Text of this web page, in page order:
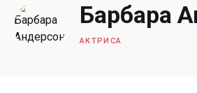
Барбара
АКТРИСА